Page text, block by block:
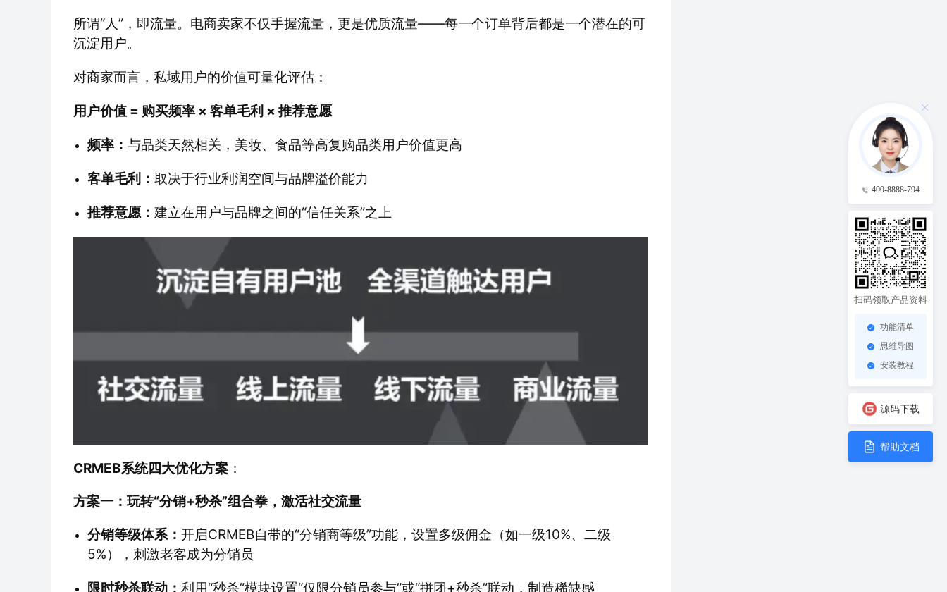
所谓“人”，即流量。电商卖家不仅手握流量，更是优质流量——每一个订单背后都是一个潜在的可
沉淀用户。
对商家而言，私域用户的价值可量化评估：
用户价值 = 购买频率 × 客单毛利 × 推荐意愿
频率： 与品类天然相关，美妆、食品等高复购品类用户价值更高
客单毛利： 取决于行业利润空间与品牌溢价能力
推荐意愿： 建立在用户与品牌之间的“信任关系”之上
CRMEB系统四大优化方案 ：
方案一：玩转“分销+秒杀”组合拳，激活社交流量
分销等级体系： 开启CRMEB自带的“分销商等级”功能，设置多级佣金（如一级10%、二级
5%），刺激老客成为分销员
限时秒杀联动： 利用“秒杀”模块设置“仅限分销员参与”或“拼团+秒杀”联动，制造稀缺感
400-8888-794
扫码领取产品资料
功能清单
思维导图
安装教程
源码下载
帮助文档